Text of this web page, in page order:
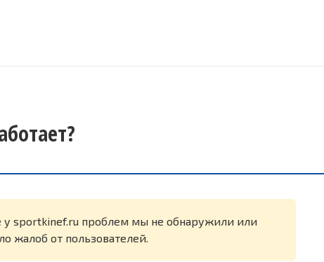
у sportkinef.ru проблем мы не обнаружили или
жалоб от пользователей.